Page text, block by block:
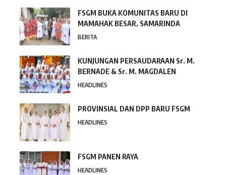
FSGM BUKA KOMUNITAS BARU DI
MAMAHAK BESAR, SAMARINDA
BERITA
KUNJUNGAN PERSAUDARAAN Sr. M.
BERNADE & Sr. M. MAGDALEN
HEADLINES
PROVINSIAL DAN DPP BARU FSGM
HEADLINES
FSGM PANEN RAYA
HEADLINES